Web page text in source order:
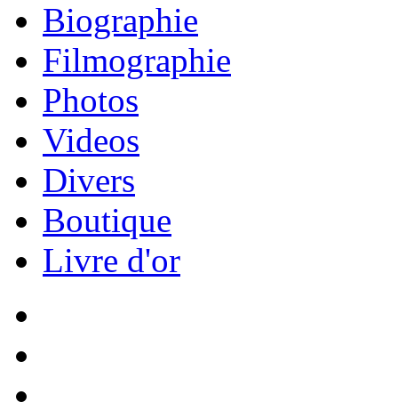
Biographie
Filmographie
Photos
Videos
Divers
Boutique
Livre d'or